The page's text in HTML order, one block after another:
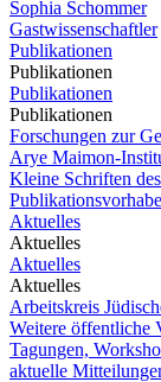
Sophia Schommer
Gastwissenschaftler
Publikationen
Publikationen
Publikationen
Publikationen
Forschungen zur
Arye Maimon-
Kleine Schriften
Aktuelles
Aktuelles
Aktuelles
Aktuelles
Arbeitskreis
Weitere öffentliche
Tagungen,
aktuelle